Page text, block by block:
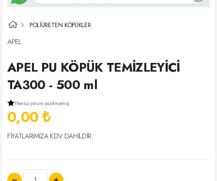
POLİÜRETEN KÖPÜKLER
APEL
APEL PU KÖPÜK TEMİZLEYİCİ
TA300 - 500 ml
Henüz yorum yazılmamış.
0,00 ₺
FİYATLARIMIZA KDV DAHİLDİR.